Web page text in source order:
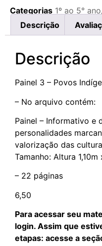
Categorias 1º ao 5° ano
Descrição
Descrição
Painel 3 – Povos
– No arquivo contém:
Painel – Informativo e
personalidades
valorização das
Tamanho: Altura 1,10m
– 22 páginas
6,50
Para acessar seu
login. Assim que
etapas: acesse a